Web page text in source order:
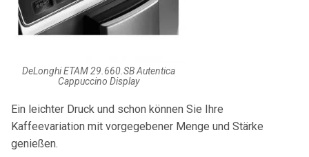
DeLonghi ETAM 29.660.SB Autentica
Cappuccino Display
Ein leichter Druck und schon können Sie Ihre
Kaffeevariation mit vorgegebener Menge und Stärke
genießen.